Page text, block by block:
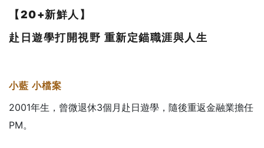
【20+新鮮人】
赴日遊學打開視野 重新定錨職涯與人生
小藍 小檔案
2001年生，曾微退休3個月赴日遊學，隨後重返金融業擔任
PM。